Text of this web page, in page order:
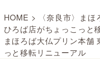
HOME >
〈奈良市〉ま
ひろば店がちょっこっと
まほろば大仏プリン本舗
っと移転リニューアル